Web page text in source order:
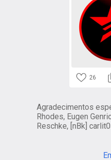
26
Agradecimentos
Rhodes, Eugen
Reschke, [nBk]